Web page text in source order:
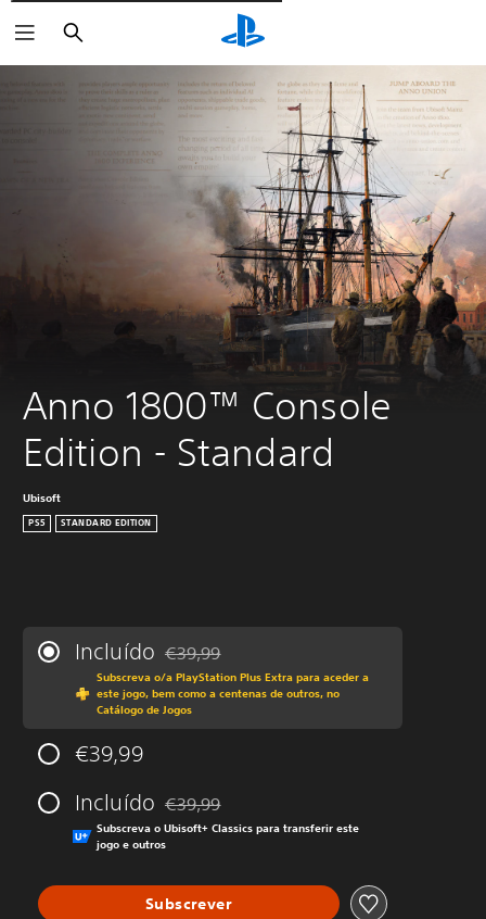
Pesquisar
Anno 1800™ Console
Edition - Standard
Ubisoft
PS5 STANDARD EDITION
Incluído Com desconto em relação ao preço original
€39,99
Subscreva o/a PlayStation Plus Extra para aceder a
este jogo, bem como a centenas de outros, no
Catálogo de Jogos
€39,99
Incluído Com desconto em relação ao preço original
€39,99
Subscreva o Ubisoft+ Classics para transferir este
jogo e outros
Subscrever